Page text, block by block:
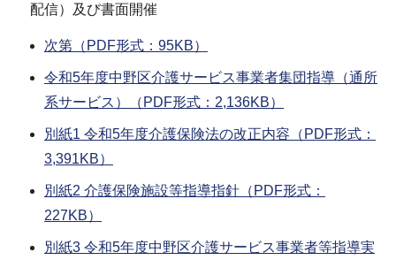
配信）及び書面開催
次第（PDF形式：95KB）
令和5年度中野区介護サービス事業者集団指導（通所
系サービス）（PDF形式：2,136KB）
別紙1 令和5年度介護保険法の改正内容（PDF形式：
3,391KB）
別紙2 介護保険施設等指導指針（PDF形式：
227KB）
別紙3 令和5年度中野区介護サービス事業者等指導実